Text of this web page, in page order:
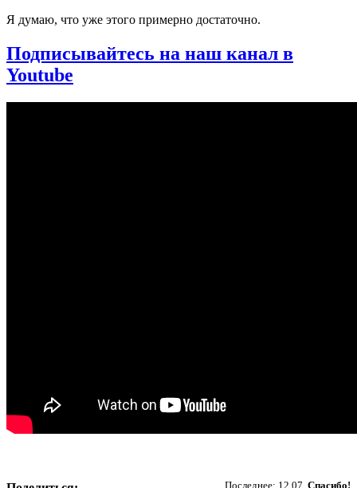
Я думаю, что уже этого примерно достаточно.
Подписывайтесь на наш канал в
Youtube
Последнее: 12.07. Спасибо!